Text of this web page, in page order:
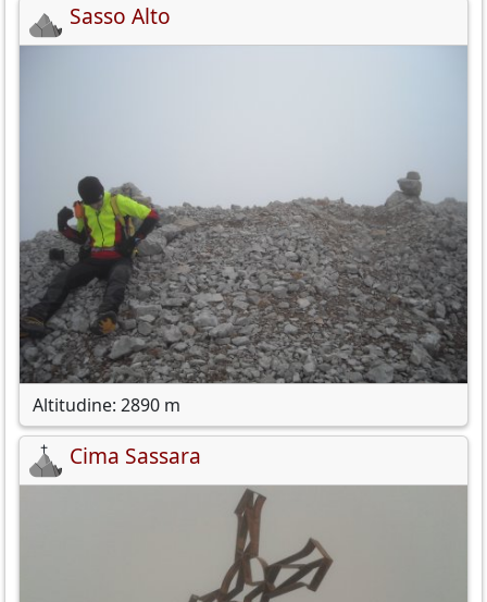
Sasso Alto
Altitudine: 2890 m
Cima Sassara